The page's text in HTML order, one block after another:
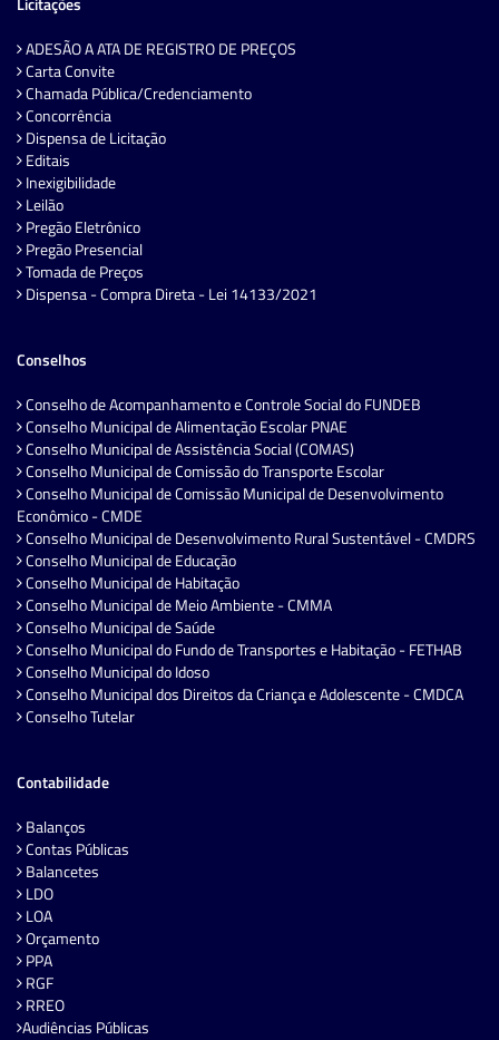
ADESÃO A ATA DE REGISTRO DE PREÇOS
Carta Convite
Chamada Pública/Credenciamento
Concorrência
Dispensa de Licitação
Editais
Inexigibilidade
Leilão
Pregão Eletrônico
Pregão Presencial
Tomada de Preços
Dispensa - Compra Direta - Lei 14133/2021
Conselhos
Conselho de Acompanhamento e Controle Social do FUNDEB
Conselho Municipal de Alimentação Escolar PNAE
Conselho Municipal de Assistência Social (COMAS)
Conselho Municipal de Comissão do Transporte Escolar
Conselho Municipal de Comissão Municipal de Desenvolvimento
Econômico - CMDE
Conselho Municipal de Desenvolvimento Rural Sustentável - CMDRS
Conselho Municipal de Educação
Conselho Municipal de Habitação
Conselho Municipal de Meio Ambiente - CMMA
Conselho Municipal de Saúde
Conselho Municipal do Fundo de Transportes e Habitação - FETHAB
Conselho Municipal do Idoso
Conselho Municipal dos Direitos da Criança e Adolescente - CMDCA
Conselho Tutelar
Contabilidade
Balanços
Contas Públicas
Balancetes
LDO
LOA
Orçamento
PPA
RGF
RREO
Audiências Públicas